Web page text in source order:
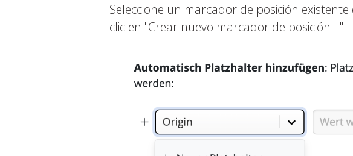
Seleccione un marcador de posición
clic en "Crear nuevo marcador de posición...":